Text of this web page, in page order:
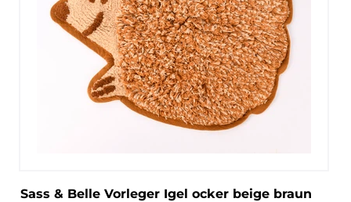
Sass & Belle Vorleger Igel ocker beige braun